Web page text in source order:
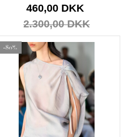
460,00 DKK
2.300,00 DKK
-80%